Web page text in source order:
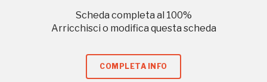
Scheda completa al 100%
Arricchisci o modifica questa scheda
COMPLETA INFO
REGISTRATI
Regalati 365 giorni di arte e cultura nell'Italia